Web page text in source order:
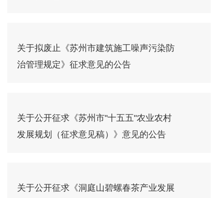
关于拟废止《苏州市建筑施工噪声污染防
治管理规定》征求意见的公告
关于公开征求《苏州市"十五五"农业农村
发展规划（征求意见稿）》意见的公告
关于公开征求《洞庭山碧螺春茶产业发展